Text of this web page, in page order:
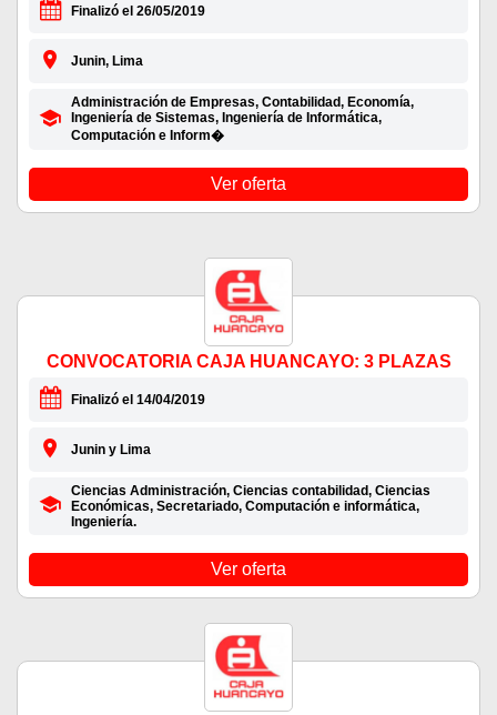
Finalizó el 26/05/2019
Junin, Lima
Administración de Empresas, Contabilidad, Economía,
Ingeniería de Sistemas, Ingeniería de Informática,
Computación e Inform�
Ver oferta
CONVOCATORIA CAJA HUANCAYO: 3 PLAZAS
Finalizó el 14/04/2019
Junin y Lima
Ciencias Administración, Ciencias contabilidad, Ciencias
Económicas, Secretariado, Computación e informática,
Ingeniería.
Ver oferta